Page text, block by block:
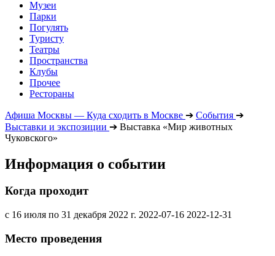
Музеи
Парки
Погулять
Туристу
Театры
Пространства
Клубы
Прочее
Рестораны
Афиша Москвы — Куда сходить в Москве ➔ События ➔
Выставки и экспозиции ➔ Выставка «Мир животных
Чуковского»
Информация о событии
Когда проходит
с 16 июля по 31 декабря 2022 г. 2022-07-16 2022-12-31
Место проведения